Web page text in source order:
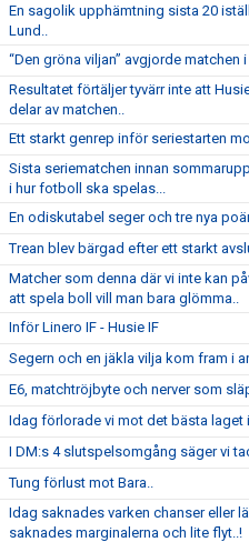
En sagolik upphämtning sista 20
Lund..
“Den gröna viljan” avgjorde matchen i
Resultatet förtäljer tyvärr inte att
delar av matchen..
Ett starkt genrep inför seriestarten
Sista seriematchen innan
i hur fotboll ska spelas...
En odiskutabel seger och tre nya
Trean blev bärgad efter ett starkt
Matcher som denna där vi inte kan
att spela boll vill man bara glömma..
Inför Linero IF - Husie IF
Segern och en jäkla vilja kom fram i
E6, matchtröjbyte och nerver som
Idag förlorade vi mot det bästa laget i
I DM:s 4 slutspelsomgång säger vi
Tung förlust mot Bara..
Idag saknades varken chanser eller
saknades marginalerna och lite flyt..!